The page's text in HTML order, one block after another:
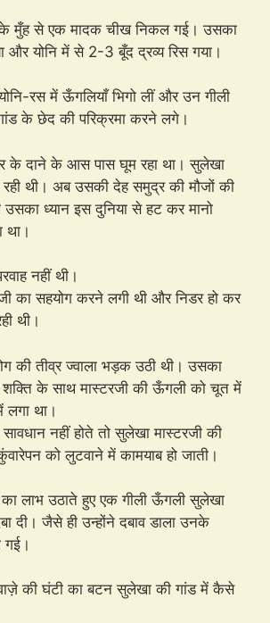
मुँह से एक मादक चीख निकल गई। उसका
और योनि में से 2-3 बूँद द्रव्य रिस गया।
रस में ऊँगलियाँ भिगो लीं और उन गीली
के छेद की परिक्रमा करने लगे।
के दाने के आस पास घूम रहा था। सुलेखा
थी। अब उसकी देह समुद्र की मौजों की
उसका ध्यान इस दुनिया से हट कर मानो
था।
नहीं थी।
का सहयोग करने लगी थी और निडर हो कर
थी।
की तीव्र ज्वाला भड़क उठी थी। उसका
शक्ति के साथ मास्टरजी की ऊँगली को चूत में
लगा था।
नहीं होते तो सुलेखा मास्टरजी की
को लुटवाने में कामयाब हो जाती।
लाभ उठाते हुए एक गीली ऊँगली सुलेखा
दी। जैसे ही उन्होंने दबाव डाला उनके
गई।
की घंटी का बटन सुलेखा की गांड में कैसे